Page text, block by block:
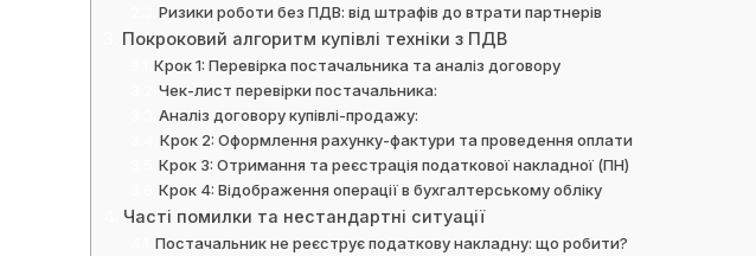
Ризики роботи без ПДВ: від штрафів до втрати партнерів
Покроковий алгоритм купівлі техніки з ПДВ
Крок 1: Перевірка постачальника та аналіз договору
Чек-лист перевірки постачальника:
Аналіз договору купівлі-продажу:
Крок 2: Оформлення рахунку-фактури та проведення оплати
Крок 3: Отримання та реєстрація податкової накладної (ПН)
Крок 4: Відображення операції в бухгалтерському обліку
Часті помилки та нестандартні ситуації
Постачальник не реєструє податкову накладну: що робити?